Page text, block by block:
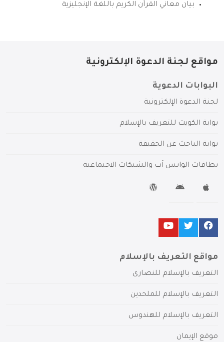
بيان معاني القرآن الكريم باللغة الإنجليزية
مواقع لجنة الدعوة الإلكترونية
البوابات الدعوية
لجنة الدعوة الإلكترونية
بوابة الكويت للتعريف بالإسلام
بوابة الباحث عن الحقيقة
بطاقات الواتس آب والشبكات الاجتماعية
مواقع التعريف بالإسلام
التعريف بالإسلام للنصارى
التعريف بالإسلام للملحدين
التعريف بالإسلام للهندوس
موقع الإيمان